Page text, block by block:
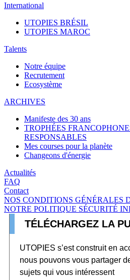
International
UTOPIES BRÉSIL
UTOPIES MAROC
Talents
Notre équipe
Recrutement
Ecosystème
ARCHIVES
Manifeste des 30 ans
TROPHÉES
RESPONSABLES
Mes courses pour la planète
Changeons d'énergie
Actualités
FAQ
Contact
NOS CONDITIONS GÉNÉRALES
NOTRE POLITIQUE SÉCURITÉ
TÉLÉCHARGEZ LA
UTOPIES s’est construit en
nous pouvons vous partager
sujets qui vous intéressent